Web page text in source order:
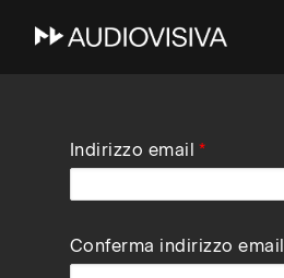
Indirizzo email
Conferma indirizzo email